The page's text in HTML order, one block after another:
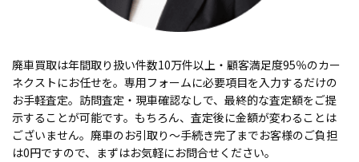
廃車買取は年間取り扱い件数10万件以上・顧客満足度95％のカー
ネクストにお任せを。専用フォームに必要項目を入力するだけの
お手軽査定。訪問査定・現車確認なしで、最終的な査定額をご提
示することが可能です。もちろん、査定後に金額が変わることは
ございません。廃車のお引取り〜手続き完了までお客様のご負担
は0円ですので、まずはお気軽にお問合せください。